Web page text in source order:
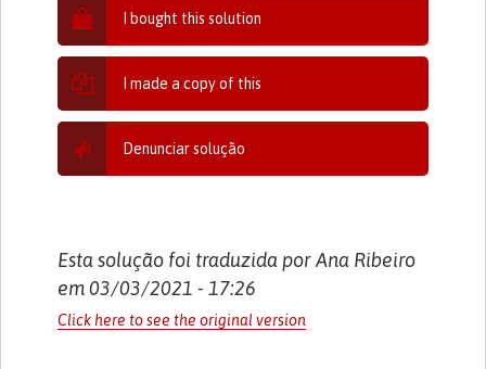
I bought this solution
I made a copy of this
Denunciar solução
Esta solução foi traduzida por Ana Ribeiro
em 03/03/2021 - 17:26
Click here to see the original version